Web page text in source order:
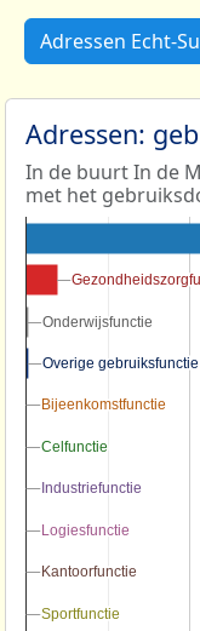
Adressen Echt-
Adressen:
In de buurt In de
met het
Onderwijsfunctie
Onderwijsfunctie
Overige gebruiksfunctie
Overige gebruiksfunctie
Bijeenkomstfunctie
Bijeenkomstfunctie
Celfunctie
Celfunctie
Industriefunctie
Industriefunctie
Logiesfunctie
Logiesfunctie
Kantoorfunctie
Kantoorfunctie
Sportfunctie
Sportfunctie